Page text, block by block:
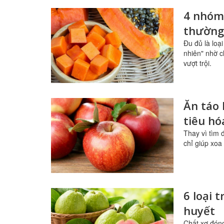
4
Đu đủ là
nhiên" nhờ
vượt trội.
Ăn táo
tiêu
Thay vì tìm
chỉ giúp
6 loại
huyết